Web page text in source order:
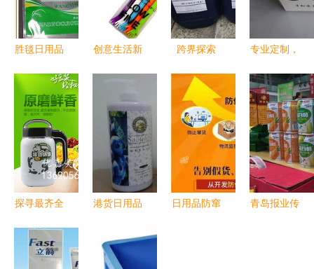
胜毯日用品
装袋 定制
规格、价
格、厂家与
图片全解析
创意生活新
拌棒的多维
解读
跨界探索
销售到日用
家电零售的
多元经营
专业定制，
——黑龙江
广告纸抽与
软抽定制服
务详解
探寻最齐全
一站式厂家
直供，批发
港货日用品
用品 品质
生活的双重
日用品防窜
青岛报业传